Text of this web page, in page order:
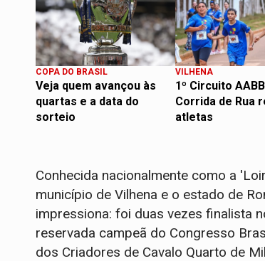
COPA DO BRASIL
Veja quem avançou às
quartas e a data do
sorteio
VILHENA
1º Circuito
Corrida de Rua
atletas
Conhecida nacionalmente como a
município de Vilhena e o estado de
impressiona: foi duas vezes finalista
reservada campeã do Congresso
dos Criadores de Cavalo Quarto de